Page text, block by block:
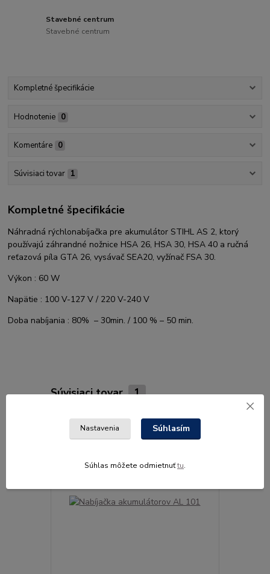
Stavebné centrum
Stavebné centrum
Kompletné špecifikácie
Hodnotenie 0
Komentáre 0
Súvisiaci tovar 1
Kompletné špecifikácie
Náhradná rýchlonabíjačka pre akumulátor STIHL AS 2, ktorý
používajú záhrandné nožnice HSA 26, HSA 30, HSA 40 a ručná
reťazová píla GTA 26, vysávač SEA20, vyžínač FSA 30.
Výkon : 60 W
Napätie : 100 V-127 V / 220 V-240 V
Doba nabíjania : 80% – 30min. / 100 % – 50 min.
Súvisiaci tovar 1
Akcia
Nastavenia Súhlasím
Súhlas môžete odmietnuťtu.